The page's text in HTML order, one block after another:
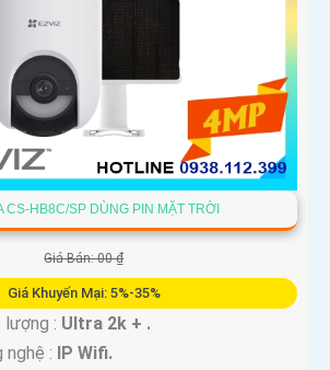
CS-HB8C/SP DÙNG PIN MẶT TRỜI
Giá Bán: 00 ₫
Giá Khuyến Mại: 5%-35%
lượng : Ultra 2k + .
: IP Wifi.